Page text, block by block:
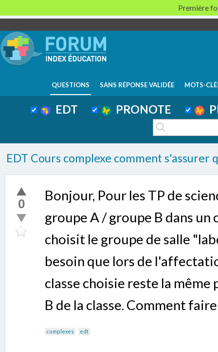
QUESTIONS SANS RÉPONSE VALIDÉE MOTS-
EDT PRONOTE
EDT Cours complexe comment s'assurer
0
Bonjour, Pour les TP de
groupe A / groupe B dans un
choisit le groupe de salle
besoin que lors de
classe choisie reste la
B de la classe. Comment
complexes edt
Première